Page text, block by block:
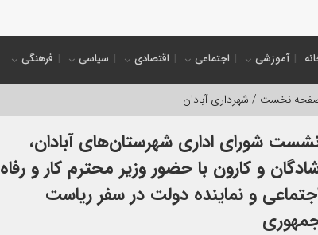
آموزشی اجتماعی اقتصادی سیاسی فرهنگی
نخست / شهرداری آبادان
شورای اداری شهرستان‌های آبادان،
و کارون با حضور وزیر محترم کار و رفاه
و نماینده دولت در سفر ریاست